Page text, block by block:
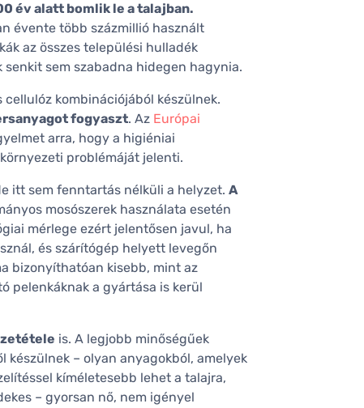
év alatt bomlik le a talajban.
évente több százmillió használt
az összes települési hulladék
senkit sem szabadna hidegen hagynia.
kombinációjából készülnek.
fogyaszt. Az Európai
arra, hogy a higiéniai
problémáját jelenti.
itt sem fenntartás nélküli a helyzet. A
mosószerek használata esetén
mérlege ezért jelentősen javul, ha
és szárítógép helyett levegőn
bizonyíthatóan kisebb, mint az
pelenkáknak a gyártása is kerül
is. A legjobb minőségűek
– olyan anyagokból, amelyek
kíméletesebb lehet a talajra,
– gyorsan nő, nem igényel